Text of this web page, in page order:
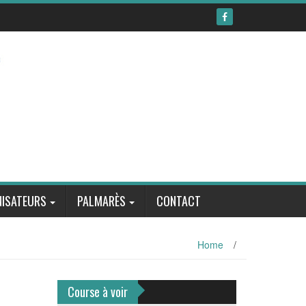
PALMARÈS CONTACT
Home /
Course à voir